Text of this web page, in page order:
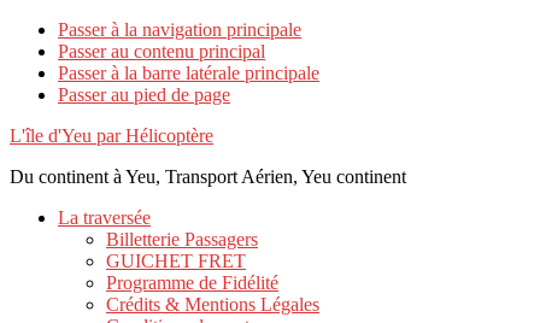
Passer à la navigation principale
Passer au contenu principal
Passer à la barre latérale principale
Passer au pied de page
L'île d'Yeu par Hélicoptère
Du continent à Yeu, Transport Aérien, Yeu continent
La traversée
Billetterie Passagers
GUICHET FRET
Programme de Fidélité
Crédits & Mentions Légales